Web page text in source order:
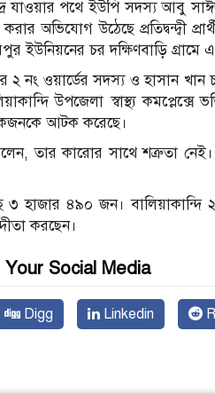
যাওয়ার পথে ইউপি সদস্য আবু
অভিযোগ উঠে‌ছে প্রতিদ্বন্দ্বী
ইউনিয়নের চর দক্ষিণবাড়ি গ্রামে
ওয়ার্ডের সদস্য ও হাসান খান
উপজেলা স্বাস্থ্য
আটক করেছে।
তার কারোর সাথে শত্রুতা নেই।
৩ হাজার ৪৯০ জন।
কর‌ছেন।
Social Media
Digg Linkedin